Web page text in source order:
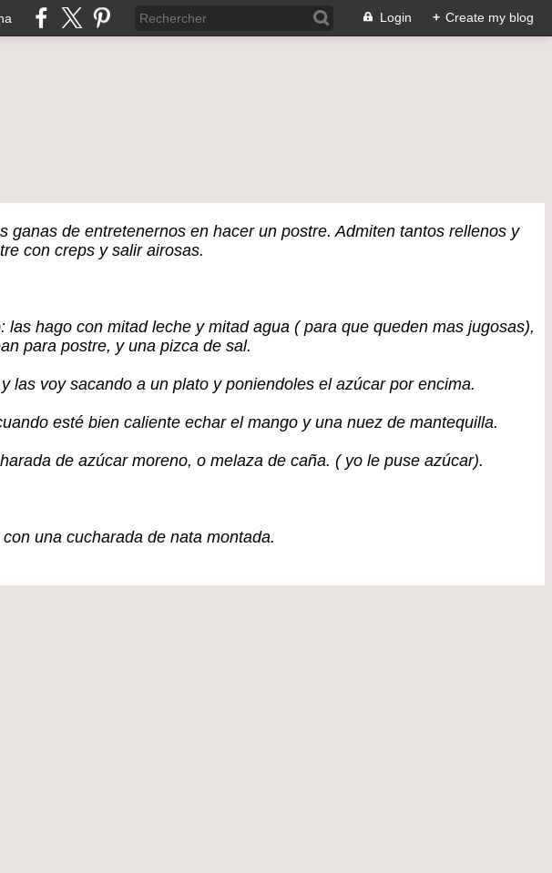
Login + Create my blog
de entretenernos en hacer un postre. Admiten tantos rellenos y
con creps y salir airosas.
hago con mitad leche y mitad agua ( para que queden mas jugosas),
para postre, y una pizca de sal.
voy sacando a un plato y poniendoles el azúcar por encima.
esté bien caliente echar el mango y una nuez de mantequilla.
de azúcar moreno, o melaza de caña. ( yo le puse azúcar).
una cucharada de nata montada.